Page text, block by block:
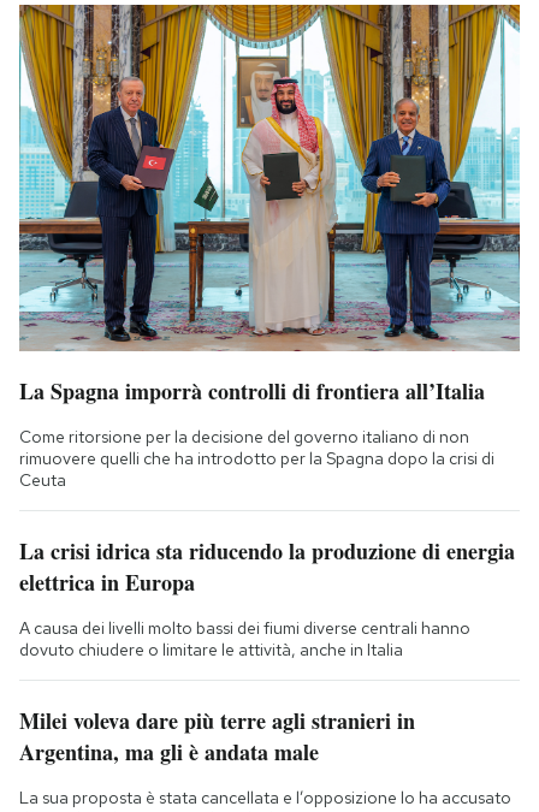
La Spagna imporrà controlli di frontiera all’Italia
Come ritorsione per la decisione del governo italiano di non
rimuovere quelli che ha introdotto per la Spagna dopo la crisi di
Ceuta
La crisi idrica sta riducendo la produzione di energia
elettrica in Europa
A causa dei livelli molto bassi dei fiumi diverse centrali hanno
dovuto chiudere o limitare le attività, anche in Italia
Milei voleva dare più terre agli stranieri in
Argentina, ma gli è andata male
La sua proposta è stata cancellata e l’opposizione lo ha accusato